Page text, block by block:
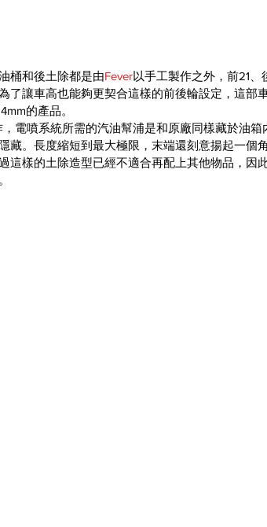
桶和後土除都是由Fever以手工製作之外，前21
了讓車高也能夠更契合這樣的前後輪設定，這部
的產品。
電噴系統所需的汽油幫浦是和原廠同樣藏於油
藏。長度縮短到最大極限，末端還刻意揚起一個
這樣的土除造型已經不適合再配上其他物品，因